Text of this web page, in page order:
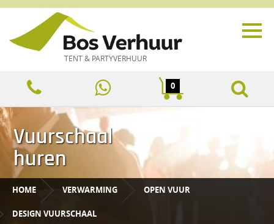
TENT & PARTYVERHUUR
0
Vuurschaal
huren
HOME VERWARMING OPEN VUUR
DESIGN VUURSCHAAL